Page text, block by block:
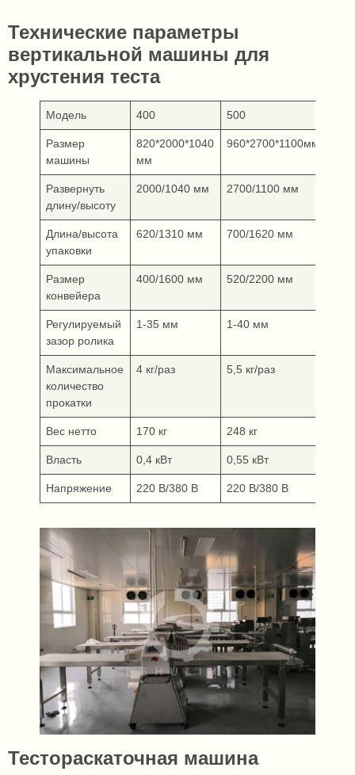
Технические параметры
вертикальной машины для
хрустения теста
Модель 400 500
Размер
машины
820*2000*1040
мм
960*2700*1100мм
Развернуть
длину/высоту
2000/1040 мм 2700/1100 мм
Длина/высота
упаковки
620/1310 мм 700/1620 мм
Размер
конвейера
400/1600 мм 520/2200 мм
Регулируемый
зазор ролика
1-35 мм 1-40 мм
Максимальное
количество
прокатки
4 кг/раз 5,5 кг/раз
Вес нетто 170 кг 248 кг
Власть 0,4 кВт 0,55 кВт
Напряжение 220 В/380 В 220 В/380 В
Тестораскаточная машина